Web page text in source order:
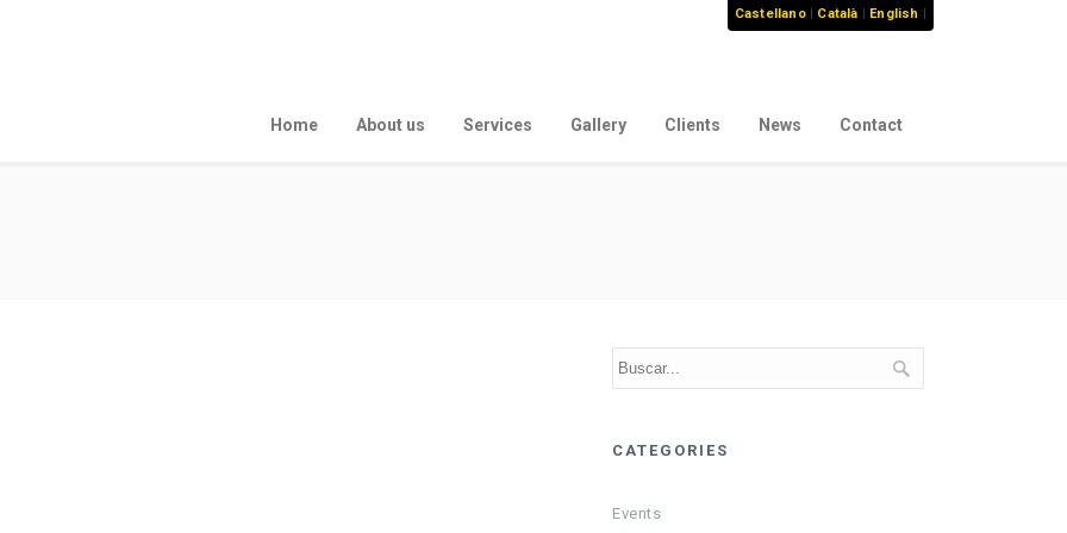
Castellano| Català | English |
Home About us Services Gallery Clients News Contact
CATEGORIES
Events